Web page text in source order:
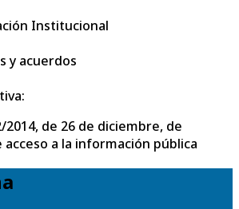
Institucional
y acuerdos
2014, de 26 de diciembre, de
a la información pública